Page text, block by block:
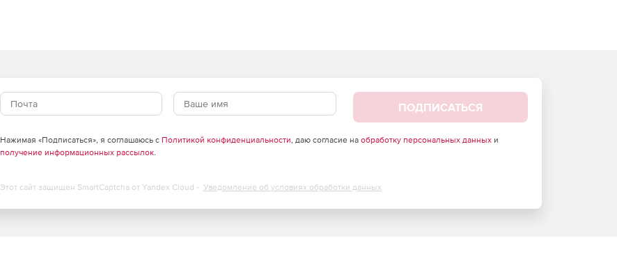
ПОДПИСАТЬСЯ
Нажимая «Подписаться», я соглашаюсь с Политикой конфиденциальности, даю согласие на обработку персональных данныхи
получение информационных рассылок.
Этот сайт защищен SmartCaptcha от Yandex Cloud - Уведомление об условиях обработки данных